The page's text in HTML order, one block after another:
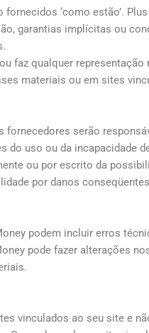
‘como estão’.
garantias implícitas ou
faz qualquer
materiais ou em sites
fornecedores serão
do uso ou da incapacidade
ou por escrito da
por danos
podem incluir erros
pode fazer alterações
vinculados ao seu site e